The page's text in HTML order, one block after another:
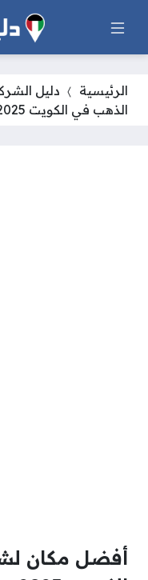
الرئيسية دليل
الذهب في الكويت 2025
أفضل مكان